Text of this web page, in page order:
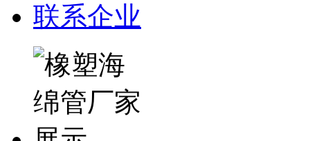
联系企业